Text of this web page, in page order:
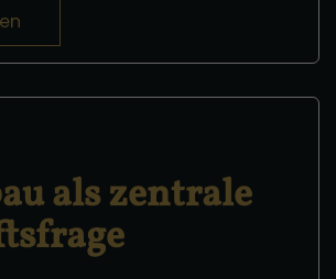
als zentrale